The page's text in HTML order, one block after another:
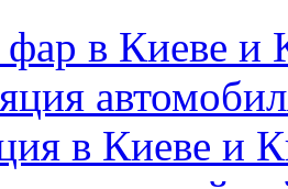
в Киеве и
в Киеве и